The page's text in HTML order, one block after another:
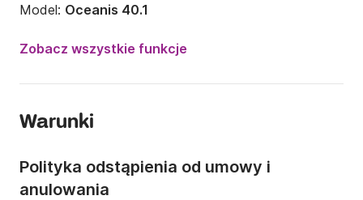
Model: Oceanis 40.1
Liczba koi:8
Długość:12.01m
Zobacz wszystkie funkcje
Warunki
Polityka odstąpienia od umowy i
anulowania